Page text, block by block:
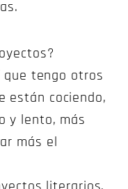
tengo otros
están cociendo,
y lento, más
más el